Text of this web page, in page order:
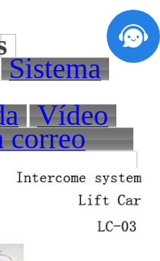
Sistema
Vídeo
correo